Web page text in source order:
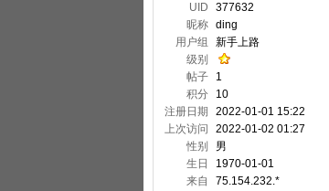
UID
377632
昵称 ding
用户组
新手上路
级别
帖子
1
积分
10
注册日期
2022-01-01 15:22
上次访问
2022-01-02 01:27
性别
男
生日
1970-01-01
来自
75.154.232.*